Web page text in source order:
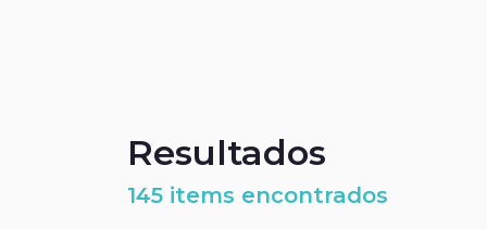
Resultados
145 items encontrados